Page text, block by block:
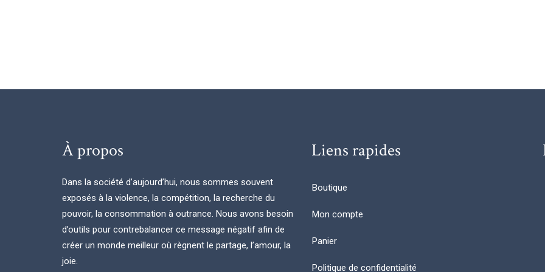
À propos
Dans la société d’aujourd’hui, nous sommes souvent
exposés à la violence, la compétition, la recherche du
pouvoir, la consommation à outrance. Nous avons besoin
d’outils pour contrebalancer ce message négatif afin de
créer un monde meilleur où règnent le partage, l’amour, la
joie.
Liens rapides
Boutique
Mon compte
Panier
Politique de confidentialité